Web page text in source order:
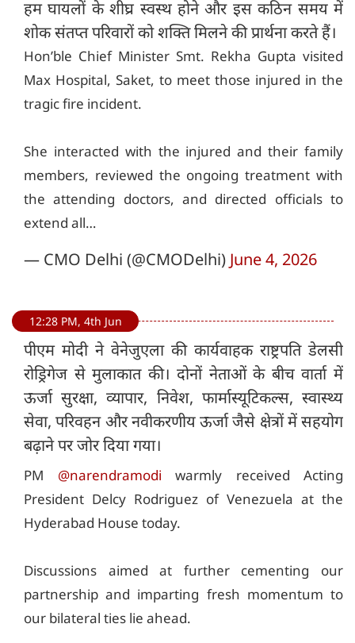
हम घायलों के शीघ्र स्वस्थ होने और इस कठिन समय में
शोक संतप्त परिवारों को शक्ति मिलने की प्रार्थना करते हैं।
Hon’ble Chief Minister Smt. Rekha Gupta visited
Max Hospital, Saket, to meet those injured in the
tragic fire incident.
She interacted with the injured and their family
members, reviewed the ongoing treatment with
the attending doctors, and directed officials to
extend all…
— CMO Delhi (@CMODelhi) June 4, 2026
12:28 PM, 4th Jun
पीएम मोदी ने वेनेजुएला की कार्यवाहक राष्ट्रपति डेलसी
रोड्रिगेज से मुलाकात की। दोनों नेताओं के बीच वार्ता में
ऊर्जा सुरक्षा, व्यापार, निवेश, फार्मास्यूटिकल्स, स्वास्थ्य
सेवा, परिवहन और नवीकरणीय ऊर्जा जैसे क्षेत्रों में सहयोग
बढ़ाने पर जोर दिया गया।
PM @narendramodi warmly received Acting
President Delcy Rodriguez of Venezuela at the
Hyderabad House today.
Discussions aimed at further cementing our
partnership and imparting fresh momentum to
our bilateral ties lie ahead.